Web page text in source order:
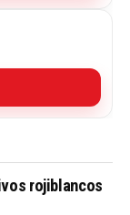
rojiblancos